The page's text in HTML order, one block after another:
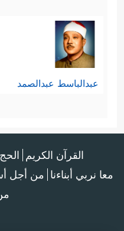
عبدالباسط عبدالصمد
القرآن الكريم
معا نربي أبناءنا من أجل